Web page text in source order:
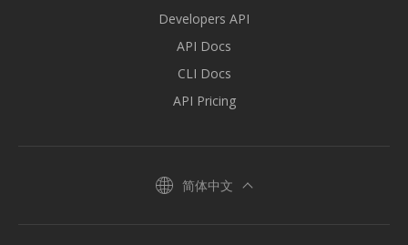
Developers API
API Docs
CLI Docs
API Pricing
简体中文